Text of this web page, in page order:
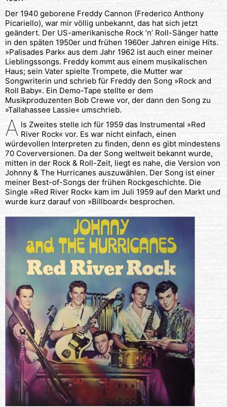
Der 1940 geborene Freddy Cannon (Frederico Anthony
Picariello), war mir völlig unbekannt, das hat sich jetzt
geändert. Der US-amerikanische Rock ’n’ Roll-Sänger hatte
in den späten 1950er und frühen 1960er Jahren einige Hits.
»Palisades Park« aus dem Jahr 1962 ist auch einer meiner
Lieblingssongs. Freddy kommt aus einem musikalischen
Haus; sein Vater spielte Trompete, die Mutter war
Songwriterin und schrieb für Freddy den Song »Rock and
Roll Baby«. Ein Demo-Tape stellte er dem
Musikproduzenten Bob Crewe vor, der dann den Song zu
»Tallahassee Lassie« umschrieb.
A ls Zweites stelle ich für 1959 das Instrumental »Red
River Rock« vor. Es war nicht einfach, einen
würdevollen Interpreten zu finden, denn es gibt mindestens
70 Coverversionen. Da der Song weltweit bekannt wurde,
mitten in der Rock & Roll-Zeit, liegt es nahe, die Version von
Johnny & The Hurricanes auszuwählen. Der Song ist einer
meiner Best-of-Songs der frühen Rockgeschichte. Die
Single »Red River Rock« kam im Juli 1959 auf den Markt und
wurde kurz darauf von »Billboard« besprochen.